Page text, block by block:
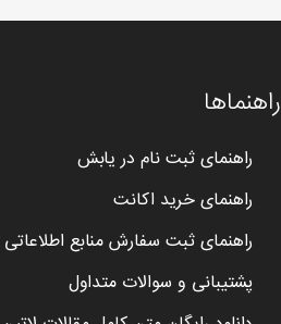
راهنماها
راهنمای ثبت نام در یابش
راهنمای خرید اکانت
راهنمای ثبت سفارش منابع اطلاعاتی
پشتیبانی و سوالات متداول